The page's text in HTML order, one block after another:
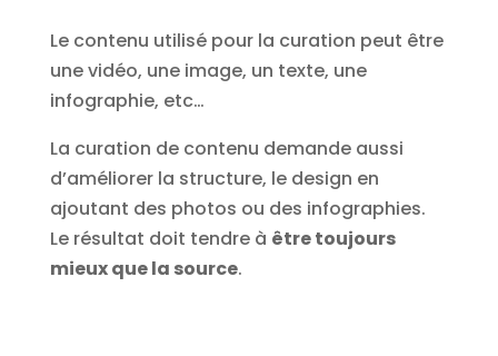
Le contenu utilisé pour la curation peut être
une vidéo, une image, un texte, une
infographie, etc…
La curation de contenu demande aussi
d’améliorer la structure, le design en
ajoutant des photos ou des infographies.
Le résultat doit tendre à être toujours
mieux que la source.